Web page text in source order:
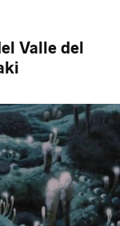
Valle del